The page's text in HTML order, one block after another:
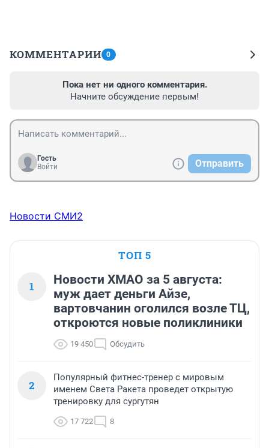
КОММЕНТАРИИ 0
Пока нет ни одного комментария.
Начните обсуждение первым!
Гость
Войти
Отправить
Новости СМИ2
ТОП 5
1
Новости ХМАО за 5 августа:
муж дает деньги Айзе,
вартовчанин оголился возле ТЦ,
откроются новые поликлиники
19 450 Обсудить
2
Популярный фитнес-тренер с мировым
именем Света Ракета проведет открытую
тренировку для сургутян
17 722 8